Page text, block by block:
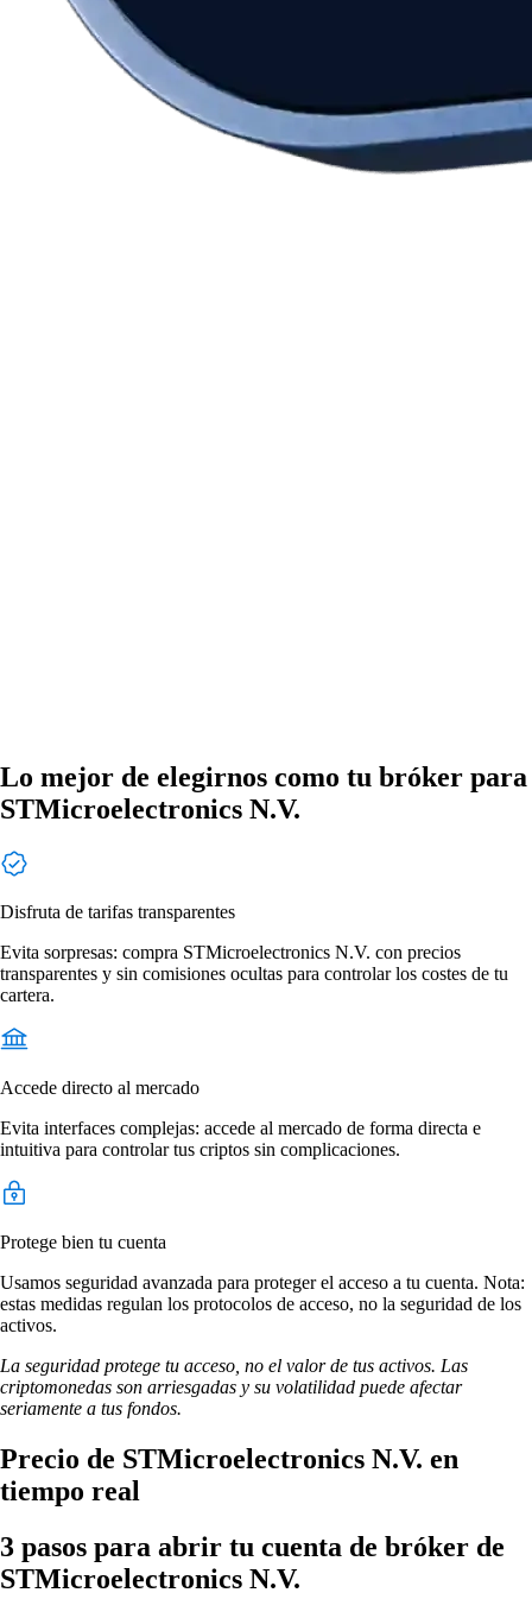
Lo mejor de elegirnos como tu bróker para
STMicroelectronics N.V.
Disfruta de tarifas transparentes
Evita sorpresas: compra STMicroelectronics N.V. con precios
transparentes y sin comisiones ocultas para controlar los costes de tu
cartera.
Accede directo al mercado
Evita interfaces complejas: accede al mercado de forma directa e
intuitiva para controlar tus criptos sin complicaciones.
Protege bien tu cuenta
Usamos seguridad avanzada para proteger el acceso a tu cuenta. Nota:
estas medidas regulan los protocolos de acceso, no la seguridad de los
activos.
La seguridad protege tu acceso, no el valor de tus activos. Las
criptomonedas son arriesgadas y su volatilidad puede afectar
seriamente a tus fondos.
Precio de STMicroelectronics N.V. en
tiempo real
3 pasos para abrir tu cuenta de bróker de
STMicroelectronics N.V.